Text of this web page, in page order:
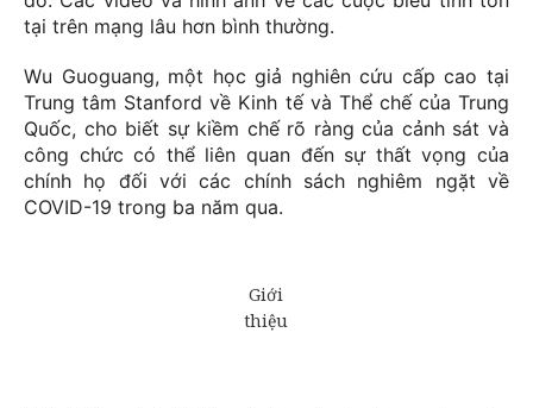
tại trên mạng lâu hơn bình thường.
Wu Guoguang, một học giả nghiên cứu cấp cao tại
Trung tâm Stanford về Kinh tế và Thể chế của Trung
Quốc, cho biết sự kiềm chế rõ ràng của cảnh sát và
công chức có thể liên quan đến sự thất vọng của
chính họ đối với các chính sách nghiêm ngặt về
COVID-19 trong ba năm qua.